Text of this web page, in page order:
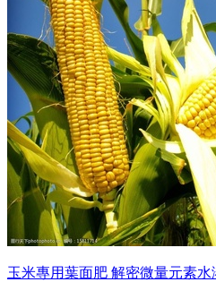
玉米專用葉面肥 解密微量元素